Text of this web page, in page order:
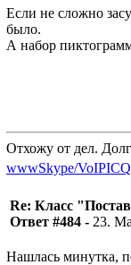
Если не сложно
было.
А набор
Отхожу от дел.
wwwSkype/VoIPICQ
Re: Класс
Ответ #484 - 23.
Нашлась минутка,